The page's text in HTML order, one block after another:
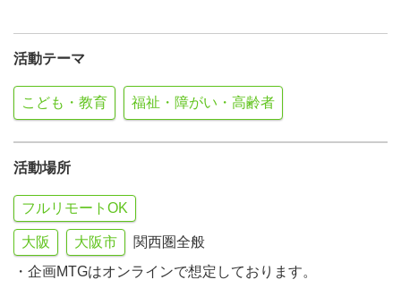
活動テーマ
こども・教育 福祉・障がい・高齢者
活動場所
フルリモートOK
大阪 大阪市
関西圏全般
・企画MTGはオンラインで想定しております。